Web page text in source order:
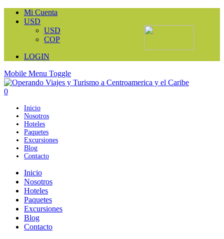
Mi Cuenta
USD
USD
COP
LOGIN
Mobile Menu Toggle
0
Inicio
Nosotros
Hoteles
Paquetes
Excursiones
Blog
Contacto
Inicio
Nosotros
Hoteles
Paquetes
Excursiones
Blog
Contacto